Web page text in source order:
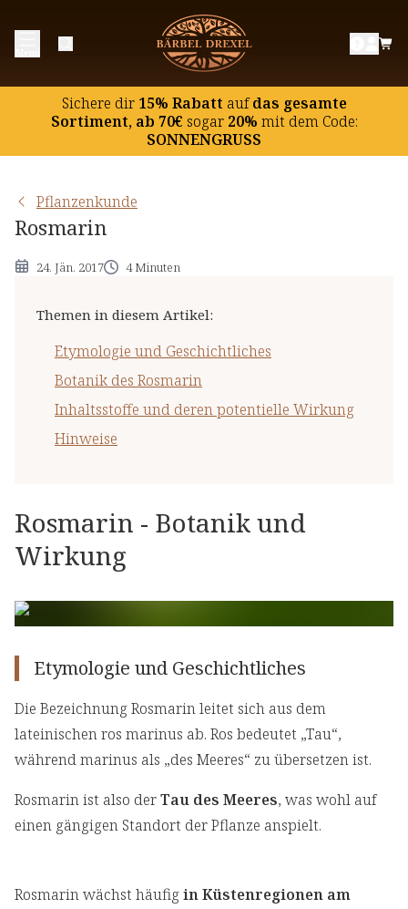
Sichere dir15% Rabatt aufdas gesamte
Sortiment, ab 70€ sogar20% mit dem Code:
SONNENGRUSS
Pflanzenkunde
Rosmarin
24. Jän. 2017 4 Minuten
Themen in diesem Artikel:
Etymologie und Geschichtliches
Botanik des Rosmarin
Inhaltsstoffe und deren potentielle Wirkung
Hinweise
Etymologie und Geschichtliches
Botanik des Rosmarin
Inhaltsstoffe und deren potentielle Wirkung
Hinweise
Rosmarin - Botanik und
Wirkung
Etymologie und Geschichtliches
Die Bezeichnung Rosmarin leitet sich aus dem
lateinischen ros marinus ab. Ros bedeutet „Tau“,
während marinus als „des Meeres“ zu übersetzen ist.
Rosmarin ist also derTau des Meeres, was wohl auf
einen gängigen Standort der Pflanze anspielt.
Rosmarin wächst häufigin Küstenregionen am